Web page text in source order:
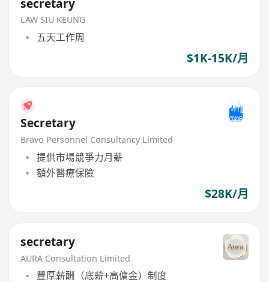
secretary
LAW SIU KEUNG
五天工作周
$1K-15K/月
Secretary
Bravo Personnel Consultancy Limited
提供市場競爭力月薪
額外醫療保險
$28K/月
secretary
AURA Consultation Limited
豐厚薪酬（底薪+高傭金）制度